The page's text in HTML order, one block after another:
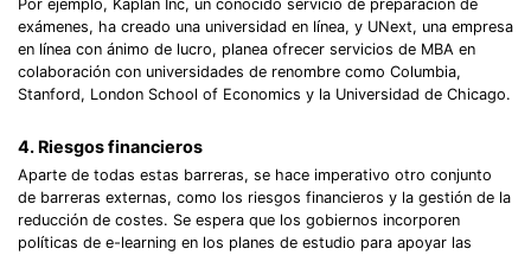
Por ejemplo, Kaplan Inc, un conocido servicio de preparación de
exámenes, ha creado una universidad en línea, y UNext, una empresa
en línea con ánimo de lucro, planea ofrecer servicios de MBA en
colaboración con universidades de renombre como Columbia,
Stanford, London School of Economics y la Universidad de Chicago.
4. Riesgos financieros
Aparte de todas estas barreras, se hace imperativo otro conjunto
de barreras externas, como los riesgos financieros y la gestión de la
reducción de costes. Se espera que los gobiernos incorporen
políticas de e-learning en los planes de estudio para apoyar las